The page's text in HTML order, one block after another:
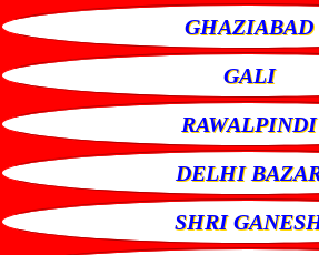
GHAZIABAD
GALI
RAWALPINDI
DELHI
SHRI